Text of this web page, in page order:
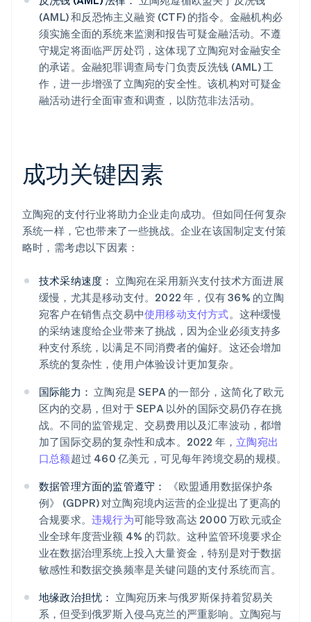
(AML) 和反恐怖主义融资 (CTF) 的指令。金融机构必
须实施全面的系统来监测和报告可疑金融活动。不遵
守规定将面临严厉处罚，这体现了立陶宛对金融安全
的承诺。金融犯罪调查局专门负责反洗钱 (AML) 工
作，进一步增强了立陶宛的安全性。该机构对可疑金
融活动进行全面审查和调查，以防范非法活动。
成功关键因素
立陶宛的支付行业将助力企业走向成功。但如同任何复杂
系统一样，它也带来了一些挑战。企业在该国制定支付策
略时，需考虑以下因素：
技术采纳速度： 立陶宛在采用新兴支付技术方面进展
缓慢，尤其是移动支付。2022 年，仅有 36% 的立陶
宛客户在销售点交易中使用移动支付方式。这种缓慢
的采纳速度给企业带来了挑战，因为企业必须支持多
种支付系统，以满足不同消费者的偏好。这还会增加
系统的复杂性，使用户体验设计更加复杂。
国际能力： 立陶宛是 SEPA 的一部分，这简化了欧元
区内的交易，但对于 SEPA 以外的国际交易仍存在挑
战。不同的监管规定、交易费用以及汇率波动，都增
加了国际交易的复杂性和成本。2022 年， 立陶宛出
口总额超过 460 亿美元，可见每年跨境交易的规模。
数据管理方面的监管遵守：
《欧盟通用数据保护条
例》 (GDPR) 对立陶宛境内运营的企业提出了更高的
合规要求。 违规行为可能导致高达 2000 万欧元或企
业全球年度营业额 4% 的罚款。这种监管环境要求企
业在数据治理系统上投入大量资金，特别是对于数据
敏感性和数据交换频率是关键问题的支付系统而言。
地缘政治担忧： 立陶宛历来与俄罗斯保持着贸易关
系，但受到俄罗斯入侵乌克兰的严重影响。立陶宛与